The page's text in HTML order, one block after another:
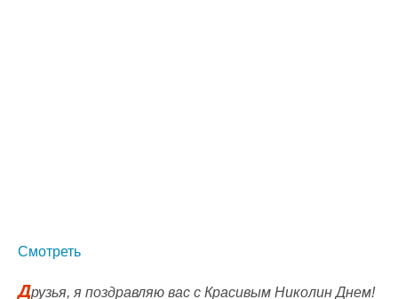
Смотреть
Друзья, я поздравляю вас с Красивым Николин Днем!